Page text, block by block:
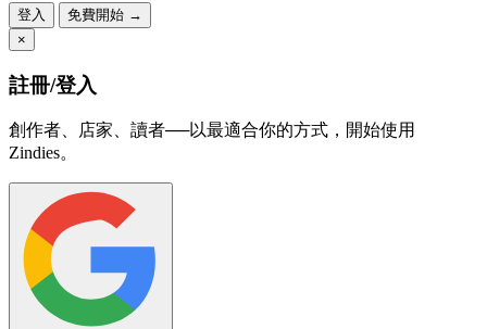
登入
免費開始 →
×
註冊/登入
創作者、店家、讀者──以最適合你的方式，開始使用
Zindies。